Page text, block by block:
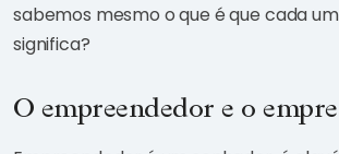
sabemos mesmo o que é que cada
significa?
O empreendedor e o